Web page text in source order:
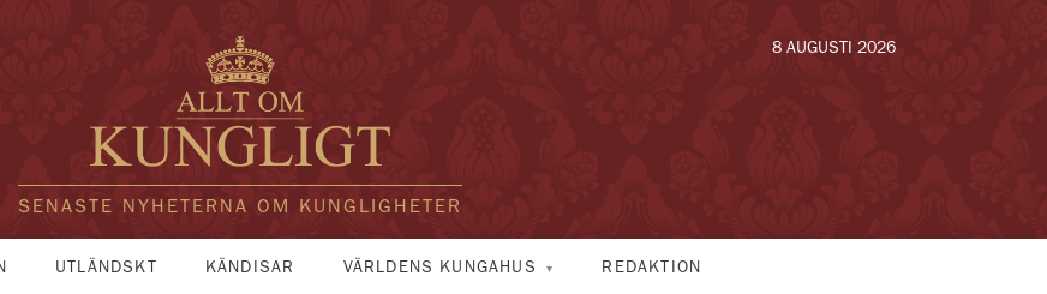
SENASTE NYHETERNA OM KUNGLIGHETER
8 AUGUSTI 2026
UTLÄNDSKT KÄNDISAR VÄRLDENS KUNGAHUS REDAKTION